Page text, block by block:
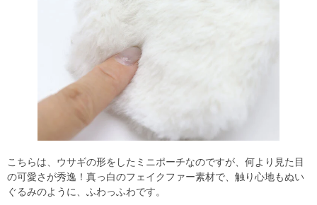
こちらは、ウサギの形をしたミニポーチなのですが、何より見た目
の可愛さが秀逸！真っ白のフェイクファー素材で、触り心地もぬい
ぐるみのように、ふわっふわです。